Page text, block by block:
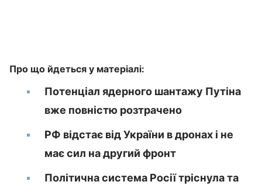
Про що йдеться у матеріалі:
Потенціал ядерного шантажу Путіна
вже повністю розтрачено
РФ відстає від України в дронах і не
має сил на другий фронт
Політична система Росії тріснула та